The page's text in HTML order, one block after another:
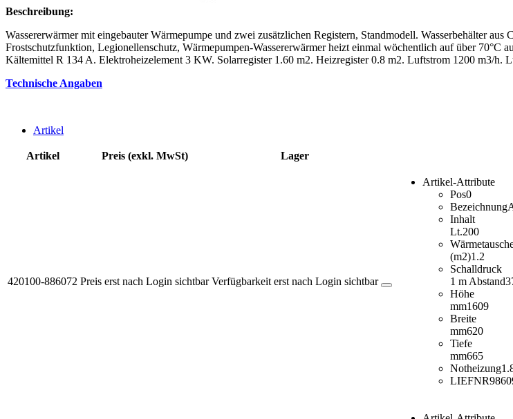
Beschreibung:
Wassererwärmer mit eingebauter Wärmepumpe und zwei zusätzlichen Registern, Standmodell. Wasserbehälter
Frostschutzfunktion, Legionellenschutz, Wärmepumpen-Wassererwärmer heizt einmal wöchentlich auf über
Kältemittel R 134 A. Elektroheizelement 3 KW. Solarregister 1.60 m2. Heizregister 0.8 m2. Luftstrom 1200 m3/h.
Technische Angaben
Artikel
Artikel Preis (exkl. MwSt) Lager
420100-886072 Preis erst nach Login sichtbar Verfügbarkeit erst nach Login sichtbar
Artikel-Attribute
Pos0
Bezeichnung
Inhalt
Lt.200
(m2)1.2
Schalldruck
1 m Abstand
Höhe
mm1609
Breite
mm620
Tiefe
mm665
Notheizung
LIEFNR